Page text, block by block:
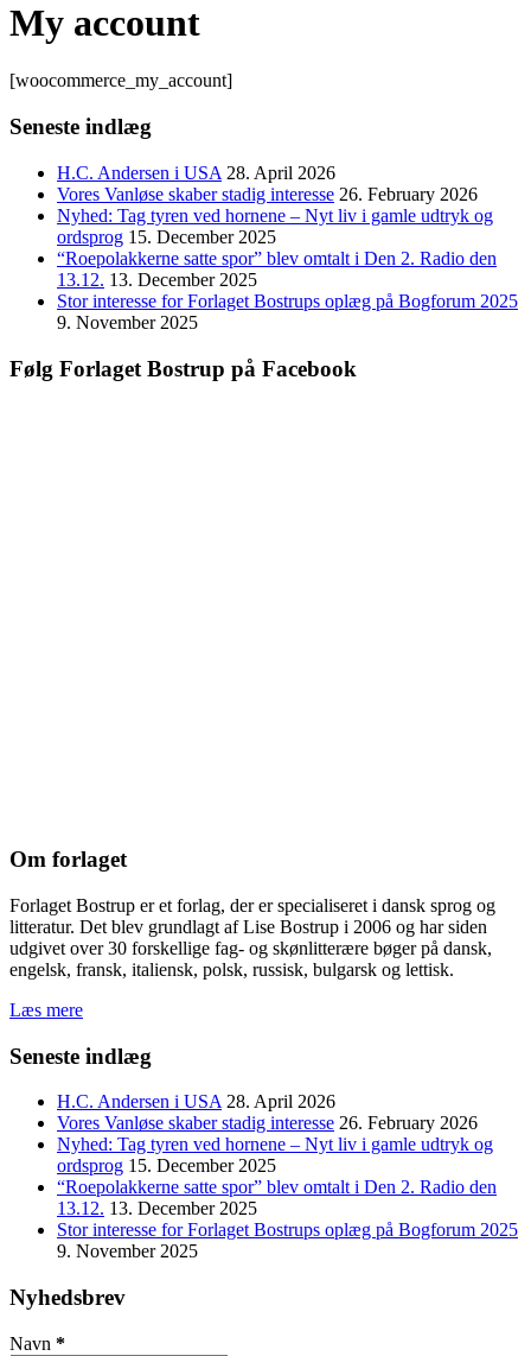
My account
[woocommerce_my_account]
Seneste indlæg
H.C. Andersen i USA 28. April 2026
Vores Vanløse skaber stadig interesse 26. February 2026
Nyhed: Tag tyren ved hornene – Nyt liv i gamle udtryk og
ordsprog 15. December 2025
“Roepolakkerne satte spor” blev omtalt i Den 2. Radio den
13.12. 13. December 2025
Stor interesse for Forlaget Bostrups oplæg på Bogforum 2025
9. November 2025
Følg Forlaget Bostrup på Facebook
Om forlaget
Forlaget Bostrup er et forlag, der er specialiseret i dansk sprog og
litteratur. Det blev grundlagt af Lise Bostrup i 2006 og har siden
udgivet over 30 forskellige fag- og skønlitterære bøger på dansk,
engelsk, fransk, italiensk, polsk, russisk, bulgarsk og lettisk.
Læs mere
Seneste indlæg
H.C. Andersen i USA 28. April 2026
Vores Vanløse skaber stadig interesse 26. February 2026
Nyhed: Tag tyren ved hornene – Nyt liv i gamle udtryk og
ordsprog 15. December 2025
“Roepolakkerne satte spor” blev omtalt i Den 2. Radio den
13.12. 13. December 2025
Stor interesse for Forlaget Bostrups oplæg på Bogforum 2025
9. November 2025
Nyhedsbrev
Navn *